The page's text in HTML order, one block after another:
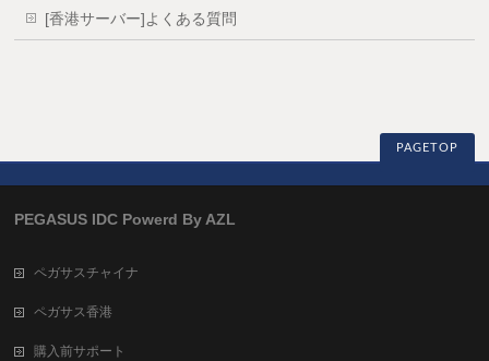
[香港サーバー]よくある質問
PAGETOP
PEGASUS IDC Powerd By AZL
ペガサスチャイナ
ペガサス香港
購入前サポート